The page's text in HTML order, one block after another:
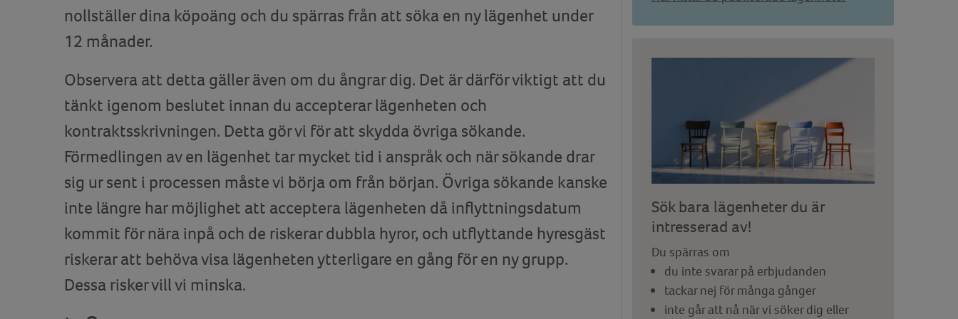
nollställer dina köpoäng och du spärras från att söka en ny lägenhet under
12 månader.
Observera att detta gäller även om du ångrar dig. Det är därför viktigt att du
tänkt igenom beslutet innan du accepterar lägenheten och
kontraktsskrivningen. Detta gör vi för att skydda övriga sökande.
Förmedlingen av en lägenhet tar mycket tid i anspråk och när sökande drar
sig ur sent i processen måste vi börja om från början. Övriga sökande kanske
inte längre har möjlighet att acceptera lägenheten då inflyttningsdatum
kommit för nära inpå och de riskerar dubbla hyror, och utflyttande hyresgäst
riskerar att behöva visa lägenheten ytterligare en gång för en ny grupp.
Dessa risker vill vi minska.
Sök bara lägenheter du är
intresserad av!
Du spärras om
du inte svarar på erbjudanden
tackar nej för många gånger
inte går att nå när vi söker dig eller